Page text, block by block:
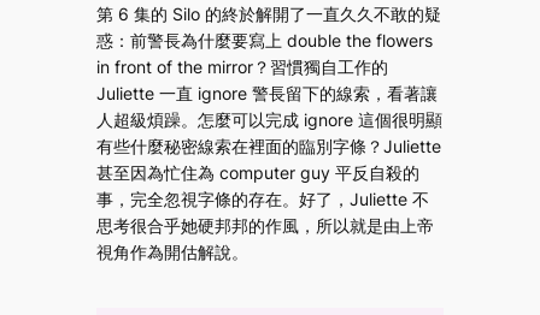
第 6 集的 Silo 的終於解開了一直久久不敢的疑
惑：前警長為什麼要寫上 double the flowers
in front of the mirror？習慣獨自工作的
Juliette 一直 ignore 警長留下的線索，看著讓
人超級煩躁。怎麼可以完成 ignore 這個很明顯
有些什麼秘密線索在裡面的臨別字條？Juliette
甚至因為忙住為 computer guy 平反自殺的
事，完全忽視字條的存在。好了，Juliette 不
思考很合乎她硬邦邦的作風，所以就是由上帝
視角作為開估解說。